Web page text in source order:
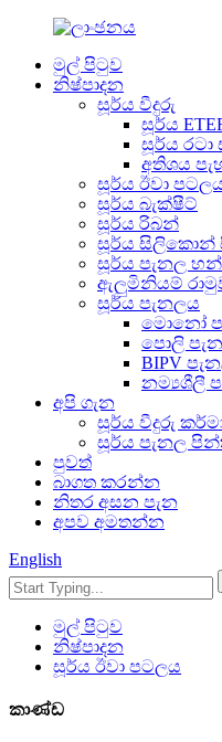
මුල් පිටුව
නිෂ්පාදන
සූර්ය වීදුරු
සූර්ය
සූර්ය රටා
අතිශය
සූර්ය ඊවා
සූර්ය බැක්ෂීට්
සූර්ය රිබන්
සූර්ය සිලිකොන්
සූර්ය පැනල
ඇලුමිනියම්
සූර්ය පැනලය
මොනෝ
පොලි
BIPV
නම්‍යශීලී
අපි ගැන
සූර්ය වීදුරු
සූර්ය පැනල
පුවත්
බාගත කරන්න
නිතර අසන පැන
අපව අමතන්න
English
මුල් පිටුව
නිෂ්පාදන
සූර්ය ඊවා පටලය
කාණ්ඩ